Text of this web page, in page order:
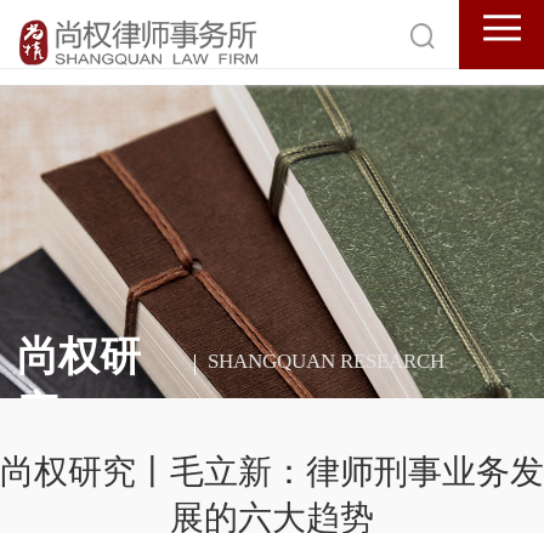
尚权研
究
SHANGQUAN RESEARCH
尚权研究丨毛立新：律师刑事业务发
展的六大趋势